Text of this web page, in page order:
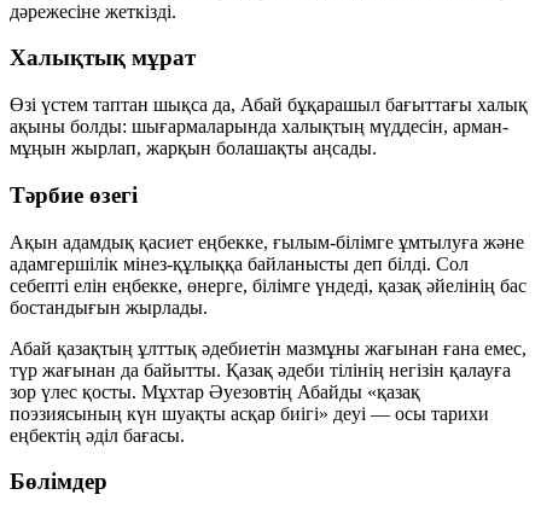
дәрежесіне жеткізді.
Халықтық мұрат
Өзі үстем таптан шықса да, Абай бұқарашыл бағыттағы халық
ақыны болды: шығармаларында халықтың мүддесін, арман-
мұңын жырлап, жарқын болашақты аңсады.
Тәрбие өзегі
Ақын адамдық қасиет еңбекке, ғылым-білімге ұмтылуға және
адамгершілік мінез-құлыққа байланысты деп білді. Сол
себепті елін еңбекке, өнерге, білімге үндеді, қазақ әйелінің бас
бостандығын жырлады.
Абай қазақтың ұлттық әдебиетін мазмұны жағынан ғана емес,
түр жағынан да байытты. Қазақ әдеби тілінің негізін қалауға
зор үлес қосты. Мұхтар Әуезовтің Абайды «қазақ
поэзиясының күн шуақты асқар биігі» деуі — осы тарихи
еңбектің әділ бағасы.
Бөлімдер